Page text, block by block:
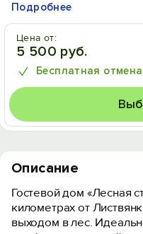
Подробнее
Цена от:
5 500 руб.
Бесплатная отмена
Описание
Гостевой дом «Лесная
километрах от
выходом в лес.